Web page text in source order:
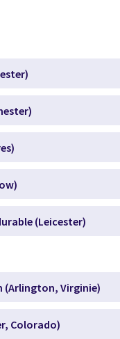
(Leicester)
(Arlington, Virginie)
Colorado)